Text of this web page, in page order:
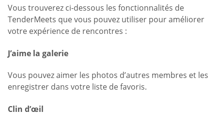
Vous trouverez ci-dessous les fonctionnalités de
TenderMeets que vous pouvez utiliser pour améliorer
votre expérience de rencontres :
J’aime la galerie
Vous pouvez aimer les photos d’autres membres et les
enregistrer dans votre liste de favoris.
Clin d’œil